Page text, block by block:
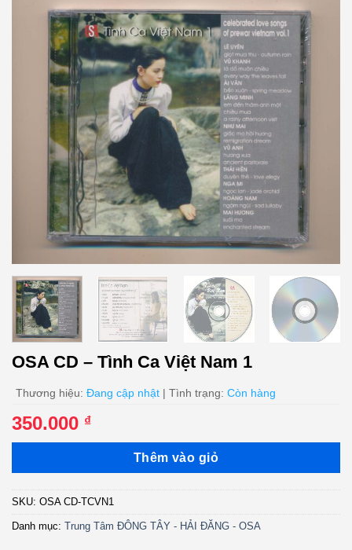
OSA CD – Tình Ca Việt Nam 1
Thương hiệu: Đang cập nhật | Tình trạng: Còn hàng
350.000 ₫
Thêm vào giỏ
SKU: OSA CD-TCVN1
Danh mục: Trung Tâm ĐÔNG TÂY - HẢI ĐĂNG - OSA